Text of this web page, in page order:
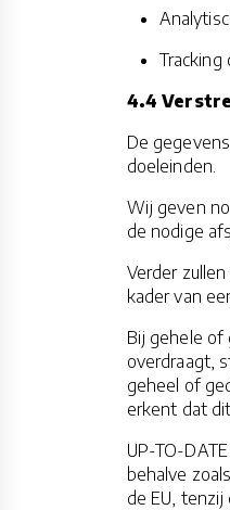
4.4
De
doeleinden.
Wij geven
de nodige
Verder
kader van
Bij gehele of
overdraagt,
geheel of
erkent dat
UP-TO-
behalve
de EU,